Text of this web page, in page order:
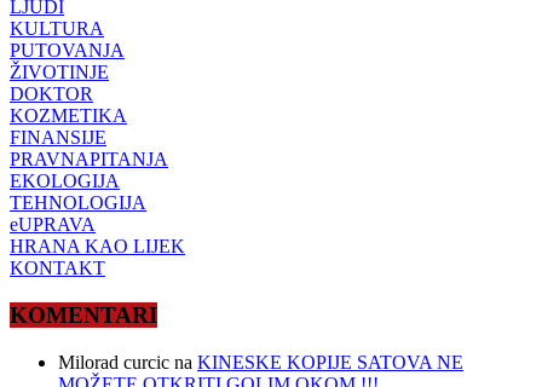
LJUDI
KULTURA
PUTOVANJA
ŽIVOTINJE
DOKTOR
KOZMETIKA
FINANSIJE
PRAVNAPITANJA
EKOLOGIJA
TEHNOLOGIJA
eUPRAVA
HRANA KAO LIJEK
KONTAKT
KOMENTARI
Milorad curcic na KINESKE KOPIJE SATOVA NE